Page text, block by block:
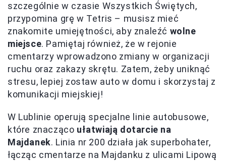
szczególnie w czasie Wszystkich Świętych,
przypomina grę w Tetris – musisz mieć
znakomite umiejętności, aby znaleźć wolne
miejsce. Pamiętaj również, że w rejonie
cmentarzy wprowadzono zmiany w organizacji
ruchu oraz zakazy skrętu. Zatem, żeby uniknąć
stresu, lepiej zostaw auto w domu i skorzystaj z
komunikacji miejskiej!
W Lublinie operują specjalne linie autobusowe,
które znacząco ułatwiają dotarcie na
Majdanek. Linia nr 200 działa jak superbohater,
łącząc cmentarze na Majdanku z ulicami Lipową